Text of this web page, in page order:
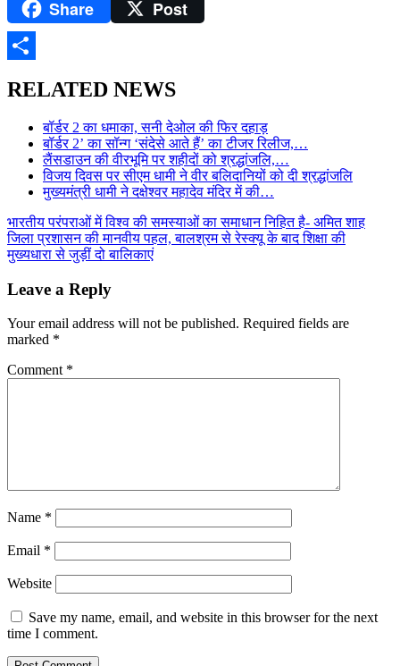
TelegramShare Post
RELATED NEWS
बॉर्डर 2 का धमाका, सनी देओल की फिर दहाड़
बॉर्डर 2’ का सॉन्ग ‘संदेसे आते हैं’ का टीजर रिलीज,…
लैंसडाउन की वीरभूमि पर शहीदों को श्रद्धांजलि,…
विजय दिवस पर सीएम धामी ने वीर बलिदानियों को दी श्रद्धांजलि
मुख्यमंत्री धामी ने दक्षेश्वर महादेव मंदिर में की…
Post
navigation
भारतीय परंपराओं में विश्व की समस्याओं का समाधान निहित है- अमित शाह
जिला प्रशासन की मानवीय पहल, बालश्रम से रेस्क्यू के बाद शिक्षा की
मुख्यधारा से जुड़ीं दो बालिकाएं
Leave a Reply
Your email address will not be published. Required fields are
marked *
Comment *
Name *
Email *
Website
Save my name, email, and website in this browser for the next
time I comment.